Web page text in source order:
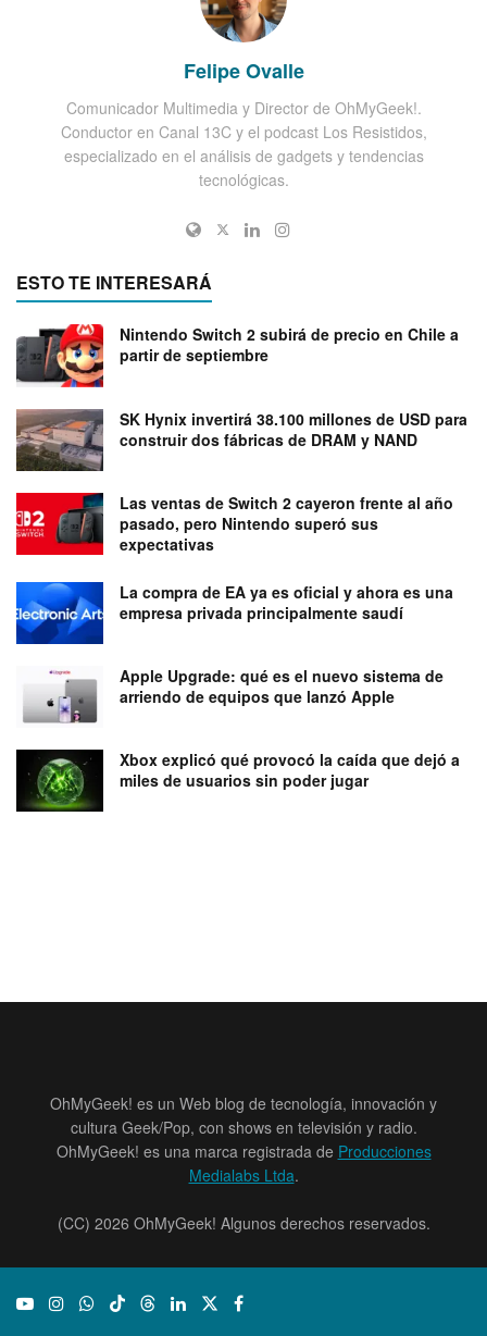
Felipe Ovalle
Comunicador Multimedia y Director de OhMyGeek!.
Conductor en Canal 13C y el podcast Los Resistidos,
especializado en el análisis de gadgets y tendencias
tecnológicas.
ESTO TE INTERESARÁ
Nintendo Switch 2 subirá de precio en Chile a
partir de septiembre
SK Hynix invertirá 38.100 millones de USD para
construir dos fábricas de DRAM y NAND
Las ventas de Switch 2 cayeron frente al año
pasado, pero Nintendo superó sus
expectativas
La compra de EA ya es oficial y ahora es una
empresa privada principalmente saudí
Apple Upgrade: qué es el nuevo sistema de
arriendo de equipos que lanzó Apple
Xbox explicó qué provocó la caída que dejó a
miles de usuarios sin poder jugar
OhMyGeek! es un Web blog de tecnología, innovación y
cultura Geek/Pop, con shows en televisión y radio.
OhMyGeek! es una marca registrada de Producciones
Medialabs Ltda.
(CC) 2026 OhMyGeek! Algunos derechos reservados.